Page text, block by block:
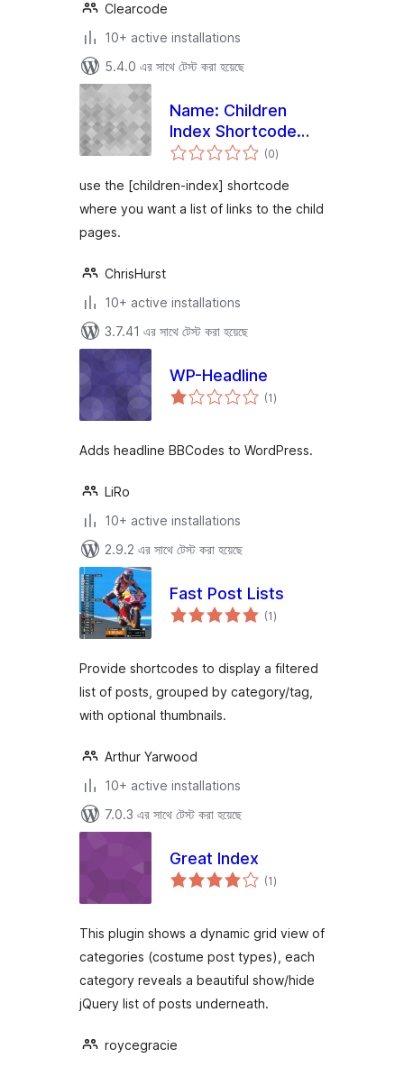
Clearcode
10+ active installations
5.4.0 এর সাথে টেস্ট করা হয়েছে
Name: Children
Index Shortcode
Plugin
(0total
ratings
)
use the [children-index] shortcode
where you want a list of links to the child
pages.
ChrisHurst
10+ active installations
3.7.41 এর সাথে টেস্ট করা হয়েছে
WP-Headline
(1total
ratings
)
Adds headline BBCodes to WordPress.
LiRo
10+ active installations
2.9.2 এর সাথে টেস্ট করা হয়েছে
Fast Post Lists
(1total
ratings
)
Provide shortcodes to display a filtered
list of posts, grouped by category/tag,
with optional thumbnails.
Arthur Yarwood
10+ active installations
7.0.3 এর সাথে টেস্ট করা হয়েছে
Great Index
(1total
ratings
)
This plugin shows a dynamic grid view of
categories (costume post types), each
category reveals a beautiful show/hide
jQuery list of posts underneath.
roycegracie